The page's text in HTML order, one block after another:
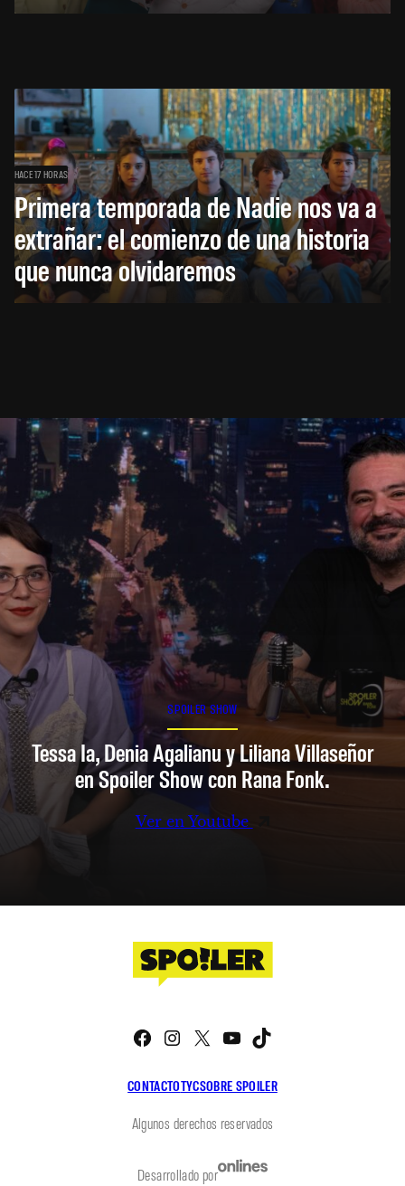
HACE 17 HORAS
Primera temporada de Nadie nos va a
extrañar: el comienzo de una historia
que nunca olvidaremos
SPOILER SHOW
Tessa Ia, Denia Agalianu y Liliana Villaseñor
en Spoiler Show con Rana Fonk.
Ver en Youtube
CONTACTOTYCSOBRE SPOILER
Facebook
Instagram
X YouTube
Algunos derechos reservados
Desarrollado por